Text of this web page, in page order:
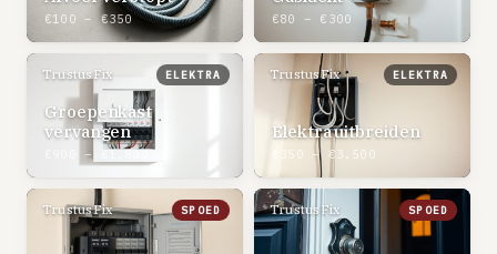
€100 – €350 €80 – €300
TrustusFix ELEKTRA
Groepenkast
vervangen
€900 – €1.800
TrustusFix ELEKTRA
Elektra uitbreiden
€350 – €3.500
TrustusFix SPOED TrustusFix SPOED